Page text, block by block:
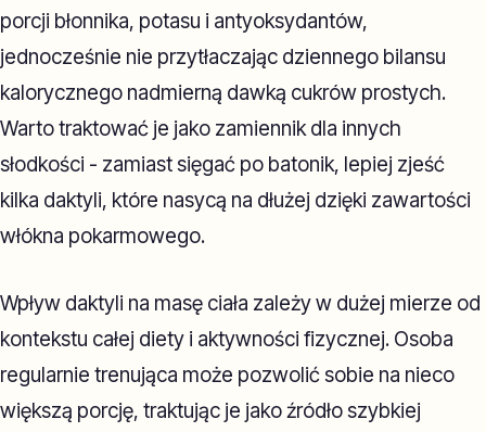
porcji błonnika, potasu i antyoksydantów,
jednocześnie nie przytłaczając dziennego bilansu
kalorycznego nadmierną dawką cukrów prostych.
Warto traktować je jako zamiennik dla innych
słodkości - zamiast sięgać po batonik, lepiej zjeść
kilka daktyli, które nasycą na dłużej dzięki zawartości
włókna pokarmowego.
Wpływ daktyli na masę ciała zależy w dużej mierze od
kontekstu całej diety i aktywności fizycznej. Osoba
regularnie trenująca może pozwolić sobie na nieco
większą porcję, traktując je jako źródło szybkiej